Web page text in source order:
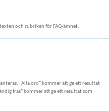
och rubriken för FAQ-ämnet.
"Alla ord" kommer att ge ett resultat
fras" kommer att ge ett resultat som